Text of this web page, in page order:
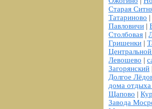
Старая
Татариново |
Павловичи |
Столбовая |
Гришенки |
Левошево |
Загорянский
Долгое
дома
Щапово |
Завода